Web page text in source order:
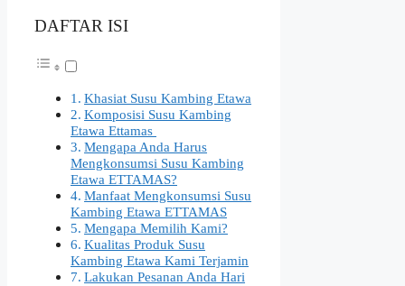
DAFTAR ISI
Khasiat Susu Kambing Etawa
Komposisi Susu Kambing
Etawa Ettamas
Mengapa Anda Harus
Mengkonsumsi Susu Kambing
Etawa ETTAMAS?
Manfaat Mengkonsumsi Susu
Kambing Etawa ETTAMAS
Mengapa Memilih Kami?
Kualitas Produk Susu
Kambing Etawa Kami Terjamin
Lakukan Pesanan Anda Hari